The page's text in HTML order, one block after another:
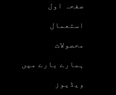
صفحہ اول
استعمال
محصولات
ہمارے بارے میں
ویڈیوز